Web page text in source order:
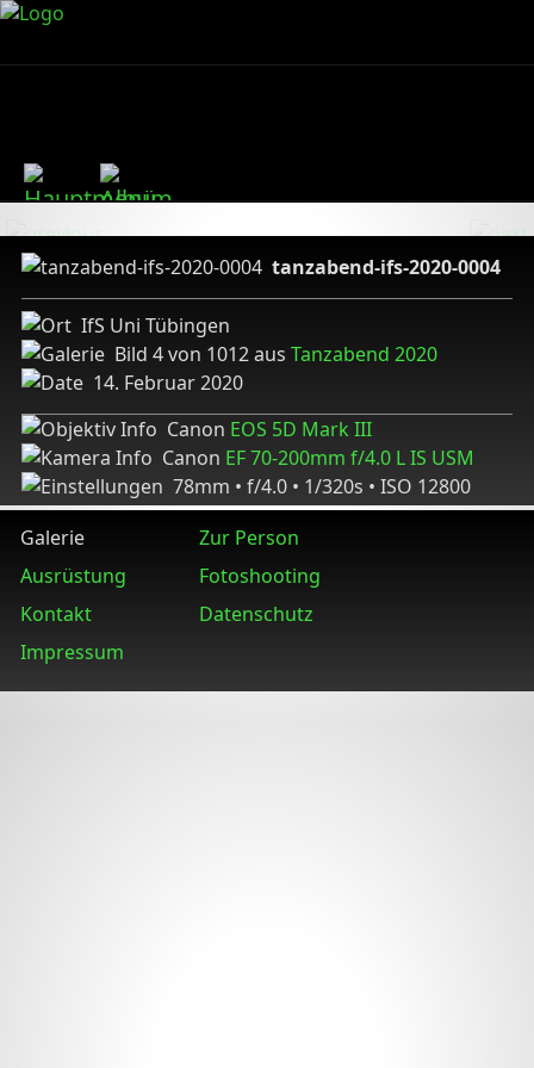
tanzabend-ifs-2020-0004
IfS Uni Tübingen
Bild 4 von 1012 aus Tanzabend 2020
14. Februar 2020
Canon EOS 5D Mark III
Canon EF 70-200mm f/4.0 L IS USM
78mm • f/4.0 • 1/320s • ISO 12800
Galerie
Zur Person
Ausrüstung
Fotoshooting
Kontakt
Datenschutz
Impressum